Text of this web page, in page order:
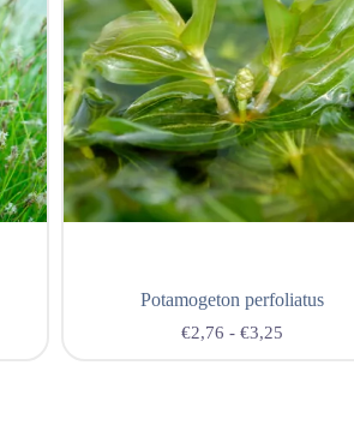
Potamogeton perfoliatus
€2,76 -€3,25